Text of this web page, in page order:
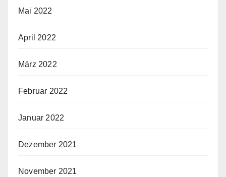
Mai 2022
April 2022
März 2022
Februar 2022
Januar 2022
Dezember 2021
November 2021